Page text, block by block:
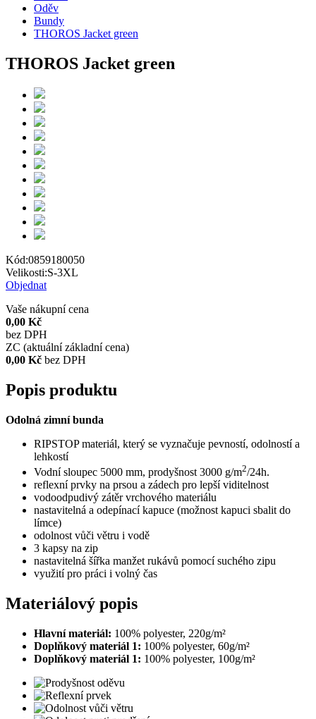
Oděv
Bundy
THOROS Jacket green
THOROS Jacket green
Kód:0859180050
Velikosti:S-3XL
Objednat
Vaše nákupní cena
0,00 Kč
bez DPH
ZC (aktuální základní cena)
0,00 Kč bez DPH
Popis produktu
Odolná zimní bunda
RIPSTOP materiál, který se vyznačuje pevností, odolností a
lehkostí
Vodní sloupec 5000 mm, prodyšnost 3000 g/m2/24h.
reflexní prvky na prsou a zádech pro lepší viditelnost
vodoodpudivý zátěr vrchového materiálu
nastavitelná a odepínací kapuce (možnost kapuci sbalit do
límce)
odolnost vůči větru i vodě
3 kapsy na zip
nastavitelná šířka manžet rukávů pomocí suchého zipu
využití pro práci i volný čas
Materiálový popis
Hlavní materiál: 100% polyester, 220g/m²
Doplňkový materiál 1: 100% polyester, 60g/m²
Doplňkový materiál 1: 100% polyester, 100g/m²